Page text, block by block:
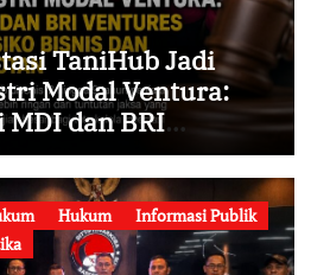
TaniHub Jadi
Modal Ventura:
dan BRI
Batas Risiko
Jadi Sorotan
Hukum
Informasi Publik